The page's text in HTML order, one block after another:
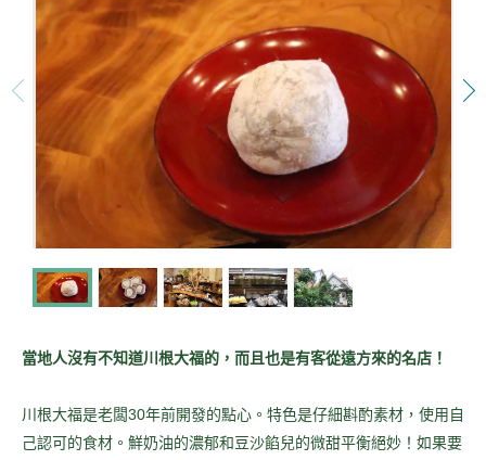
當地人沒有不知道川根大福的，而且也是有客從遠方來的名店！
川根大福是老闆30年前開發的點心。特色是仔細斟酌素材，使用自
己認可的食材。鮮奶油的濃郁和豆沙餡兒的微甜平衡絕妙！如果要